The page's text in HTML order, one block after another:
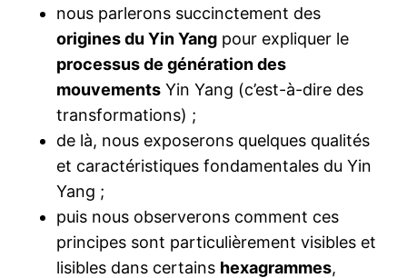
nous parlerons succinctement des
origines du Yin Yang pour expliquer le
processus de génération des
mouvements Yin Yang (c’est-à-dire des
transformations) ;
de là, nous exposerons quelques qualités
et caractéristiques fondamentales du Yin
Yang ;
puis nous observerons comment ces
principes sont particulièrement visibles et
lisibles dans certains hexagrammes,